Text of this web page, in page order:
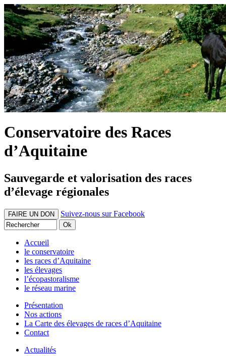
Conservatoire des Races
d’Aquitaine
Sauvegarde et valorisation des races
d’élevage régionales
FAIRE UN DON Suivez-nous sur Facebook
Accueil
le conservatoire
les races d’Aquitaine
les élevages
l’écopastoralisme
le réseau marine
Présentation
Nos actions
La Carte des élevages de races d’Aquitaine
Contact
Actualités